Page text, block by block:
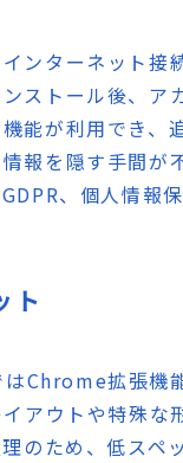
ンターネット接
ストール後、ア
能が利用でき、
報を隠す手間が
、個人情報
ト
Chrome拡張機
アウトや特殊な
のため、低スペ